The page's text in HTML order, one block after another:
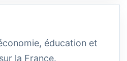
éducation et
la France.